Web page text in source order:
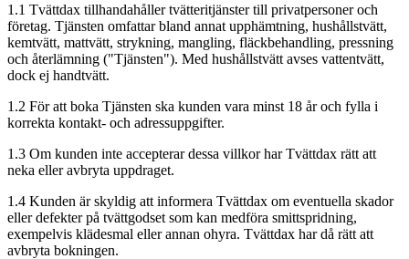
1.1 Tvättdax tillhandahåller tvätteritjänster till privatpersoner och
företag. Tjänsten omfattar bland annat upphämtning, hushållstvätt,
kemtvätt, mattvätt, strykning, mangling, fläckbehandling, pressning
och återlämning ("Tjänsten"). Med hushållstvätt avses vattentvätt,
dock ej handtvätt.
1.2 För att boka Tjänsten ska kunden vara minst 18 år och fylla i
korrekta kontakt- och adressuppgifter.
1.3 Om kunden inte accepterar dessa villkor har Tvättdax rätt att
neka eller avbryta uppdraget.
1.4 Kunden är skyldig att informera Tvättdax om eventuella skador
eller defekter på tvättgodset som kan medföra smittspridning,
exempelvis klädesmal eller annan ohyra. Tvättdax har då rätt att
avbryta bokningen.